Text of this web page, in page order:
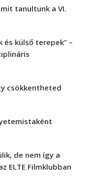
tanultunk a VI.
külső terepek” –
csökkentheted
de nem így a
ELTE Filmklubban